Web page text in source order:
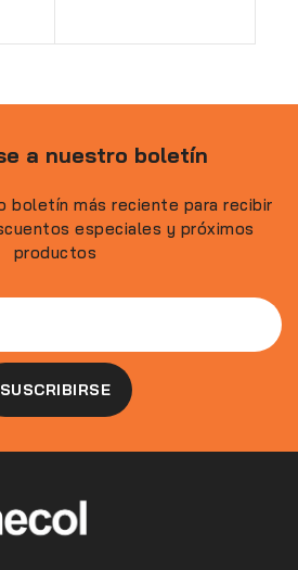
a nuestro boletín
boletín más reciente para recibir
especiales y próximos
productos